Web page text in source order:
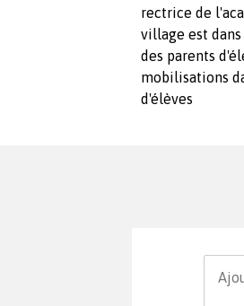
rectrice de
village est
des parents
mobilisations
d'élèves